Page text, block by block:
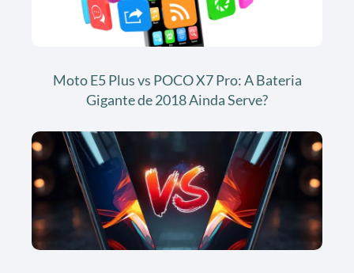
Moto E5 Plus vs POCO X7 Pro: A Bateria
Gigante de 2018 Ainda Serve?